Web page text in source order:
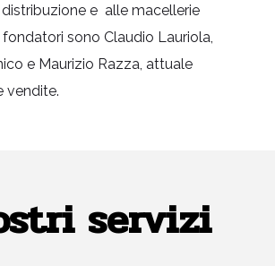
e alle macellerie
sono Claudio Lauriola,
e Maurizio Razza, attuale
vendite.
servizi